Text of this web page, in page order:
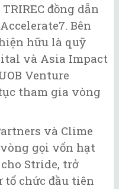
đồng dẫn
Bên
hữu là quỹ
và Asia Impact
Venture
tham gia vòng
và Clime
gọi vốn hạt
Stride, trở
chức đầu tiên